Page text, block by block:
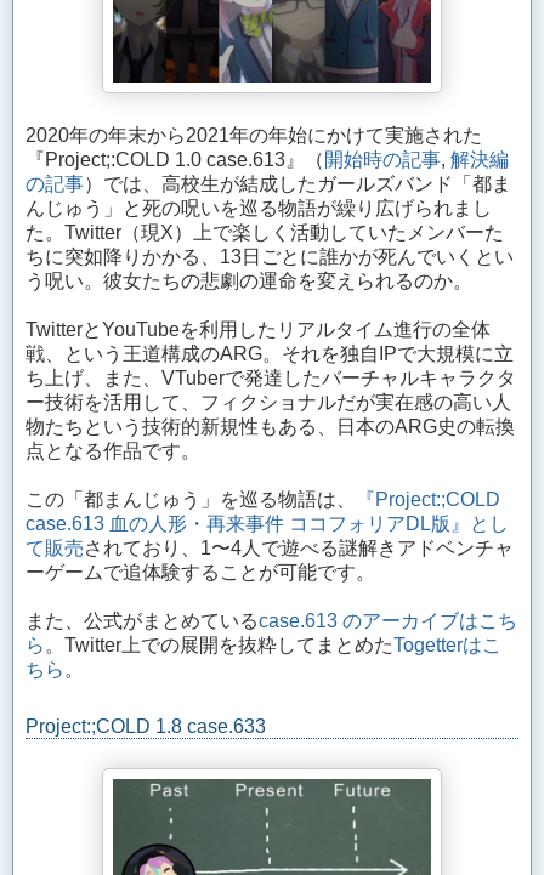
2020年の年末から2021年の年始にかけて実施された
『Project;:COLD 1.0 case.613』（ 開始時の記事, 解決編
の記事）では、高校生が結成したガールズバンド「都ま
んじゅう」と死の呪いを巡る物語が繰り広げられまし
た。Twitter（現X）上で楽しく活動していたメンバーた
ちに突如降りかかる、13日ごとに誰かが死んでいくとい
う呪い。彼女たちの悲劇の運命を変えられるのか。
TwitterとYouTubeを利用したリアルタイム進行の全体
戦、という王道構成のARG。それを独自IPで大規模に立
ち上げ、また、VTuberで発達したバーチャルキャラクタ
ー技術を活用して、フィクショナルだが実在感の高い人
物たちという技術的新規性もある、日本のARG史の転換
点となる作品です。
この「都まんじゅう」を巡る物語は、
『Project:;COLD
case.613 血の人形・再来事件 ココフォリアDL版』とし
て販売されており、1〜4人で遊べる謎解きアドベンチャ
ーゲームで追体験することが可能です。
また、公式がまとめているcase.613 のアーカイブはこち
ら 。Twitter上での展開を抜粋してまとめたTogetterはこ
ちら 。
Project:;COLD 1.8 case.633